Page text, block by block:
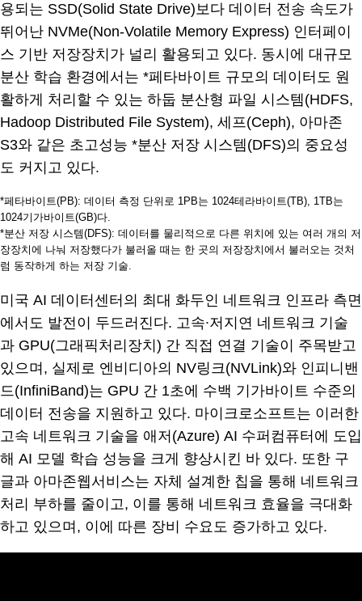
용되는 SSD(Solid State Drive)보다 데이터 전송 속도가
뛰어난 NVMe(Non-Volatile Memory Express) 인터페이
스 기반 저장장치가 널리 활용되고 있다. 동시에 대규모
분산 학습 환경에서는 *페타바이트 규모의 데이터도 원
활하게 처리할 수 있는 하둡 분산형 파일 시스템(HDFS,
Hadoop Distributed File System), 세프(Ceph), 아마존
S3와 같은 초고성능 *분산 저장 시스템(DFS)의 중요성
도 커지고 있다.
*페타바이트(PB): 데이터 측정 단위로 1PB는 1024테라바이트(TB), 1TB는
1024기가바이트(GB)다.
*분산 저장 시스템(DFS): 데이터를 물리적으로 다른 위치에 있는 여러 개의 저
장장치에 나눠 저장했다가 불러올 때는 한 곳의 저장장치에서 불러오는 것처
럼 동작하게 하는 저장 기술.
미국 AI 데이터센터의 최대 화두인 네트워크 인프라 측면
에서도 발전이 두드러진다. 고속∙저지연 네트워크 기술
과 GPU(그래픽처리장치) 간 직접 연결 기술이 주목받고
있으며, 실제로 엔비디아의 NV링크(NVLink)와 인피니밴
드(InfiniBand)는 GPU 간 1초에 수백 기가바이트 수준의
데이터 전송을 지원하고 있다. 마이크로소프트는 이러한
고속 네트워크 기술을 애저(Azure) AI 수퍼컴퓨터에 도입
해 AI 모델 학습 성능을 크게 향상시킨 바 있다. 또한 구
글과 아마존웹서비스는 자체 설계한 칩을 통해 네트워크
처리 부하를 줄이고, 이를 통해 네트워크 효율을 극대화
하고 있으며, 이에 따른 장비 수요도 증가하고 있다.